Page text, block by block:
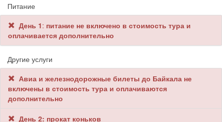
Питание
День 1: питание не включено в стоимость тура и
оплачивается дополнительно
Другие услуги
Авиа и железнодорожные билеты до Байкала не
включены в стоимость тура и оплачиваются
дополнительно
День 2: прокат коньков